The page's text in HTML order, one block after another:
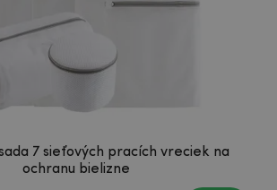
7 sieťových pracích vreciek na
ochranu bielizne